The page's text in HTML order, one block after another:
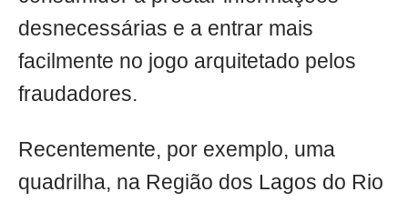
desnecessárias e a entrar mais
facilmente no jogo arquitetado pelos
fraudadores.
Recentemente, por exemplo, uma
quadrilha, na Região dos Lagos do Rio